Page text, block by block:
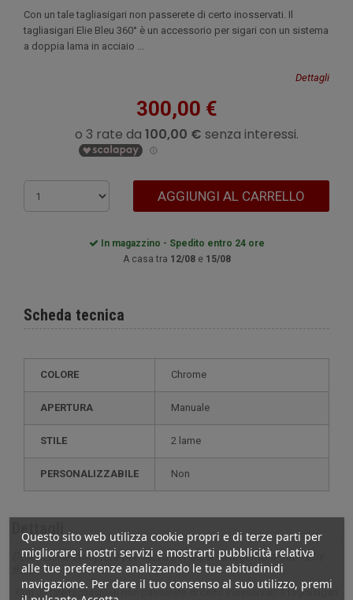
Questo sito web utilizza cookie propri e di terze parti per
migliorare i nostri servizi e mostrarti pubblicità relativa
alle tue preferenze analizzando le tue abitudinidi
navigazione. Per dare il tuo consenso al suo utilizzo, premi
Con un tale tagliasigari non passerete di certo inosservati. Il
tagliasigari Elie Bleu 360° è un accessorio per sigari con un sistema
a doppia lama in acciaio ...
Dettagli
300,00 €
AGGIUNGI AL CARRELLO
In magazzino - Spedito entro 24 ore
A casa tra 12/08e 15/08
Scheda tecnica
COLORE Chrome
APERTURA Manuale
STILE 2 lame
PERSONALIZZABILE non
Dettagli
Descrizione completa per Tazza per sigari d'argento a 360° Elie
Bleu
Con un tale tagliasigari non passerete di certo inosservati. Il tagliasigari